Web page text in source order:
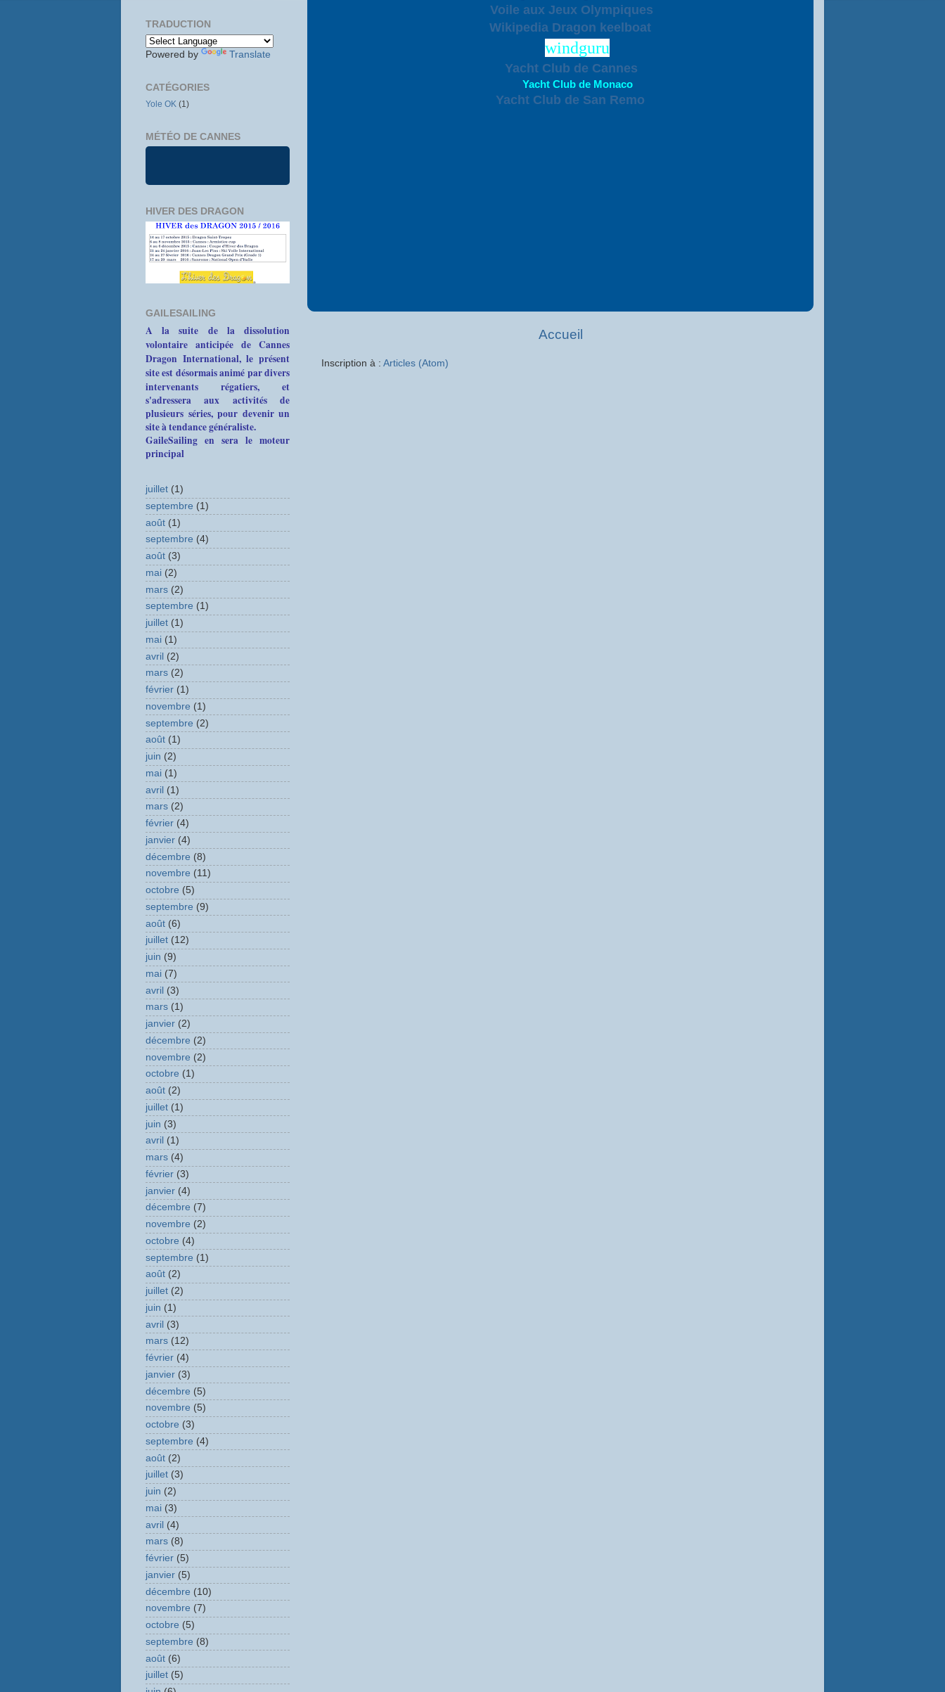
Voile aux Jeux Olympiques
Wikipedia Dragon keelboat
windguru
Yacht Club de Cannes
Yacht Club de Monaco
Yacht Club de San Remo
Accueil
Inscription à : Articles (Atom)
TRADUCTION
Powered by Translate
CATÉGORIES
Yole OK (1)
MÉTÉO DE CANNES
HIVER DES DRAGON
GAILESAILING
A la suite de la dissolution
volontaire anticipée de Cannes
Dragon International, le présent
site est désormais animé par divers
intervenants régatiers, et
s'adressera aux activités de
plusieurs séries, pour devenir un
site à tendance généraliste.
GaileSailing en sera le moteur
principal
juillet (1)
septembre (1)
août (1)
septembre (4)
août (3)
mai (2)
mars (2)
septembre (1)
juillet (1)
mai (1)
avril (2)
mars (2)
février (1)
novembre (1)
septembre (2)
août (1)
juin (2)
mai (1)
avril (1)
mars (2)
février (4)
janvier (4)
décembre (8)
novembre (11)
octobre (5)
septembre (9)
août (6)
juillet (12)
juin (9)
mai (7)
avril (3)
mars (1)
janvier (2)
décembre (2)
novembre (2)
octobre (1)
août (2)
juillet (1)
juin (3)
avril (1)
mars (4)
février (3)
janvier (4)
décembre (7)
novembre (2)
octobre (4)
septembre (1)
août (2)
juillet (2)
juin (1)
avril (3)
mars (12)
février (4)
janvier (3)
décembre (5)
novembre (5)
octobre (3)
septembre (4)
août (2)
juillet (3)
juin (2)
mai (3)
avril (4)
mars (8)
février (5)
janvier (5)
décembre (10)
novembre (7)
octobre (5)
septembre (8)
août (6)
juillet (5)